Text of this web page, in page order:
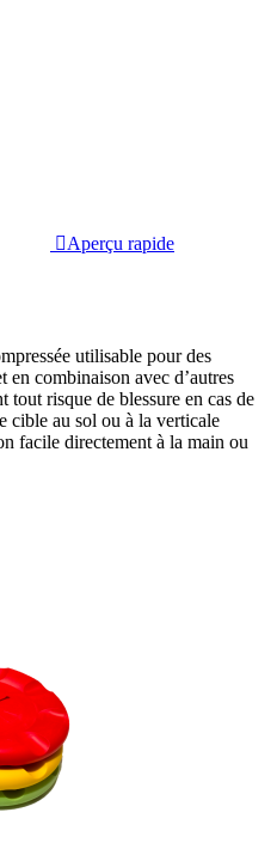
Aperçu rapide
utilisable pour des
en combinaison avec d’autres
tout risque de blessure en cas de
cible au sol ou à la verticale
facile directement à la main ou